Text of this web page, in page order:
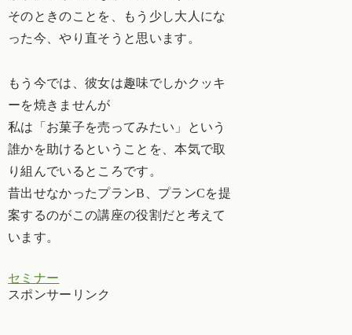
そのときのことを、もう少し大人にな
った今、やり直そうと思います。
もう今では、彼女は趣味でしかクッキ
ーを焼きませんが
私は「お菓子を売ってみたい」という
誰かを助けるということを、本気で取
り組んでいるところです。
昔出せなかったプランB、プランCを提
案するのがこの講座の役割だと考えて
います。
セミナー
スポンサーリンク